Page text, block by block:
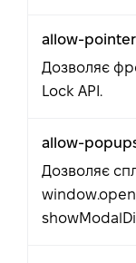
allow-
Дозволяє
Lock API.
allow-
Дозволяє